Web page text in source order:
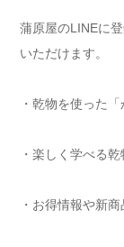
蒲原屋のLINEに
いただけます。
・乾物を使った
・楽しく学べる
・お得情報や新